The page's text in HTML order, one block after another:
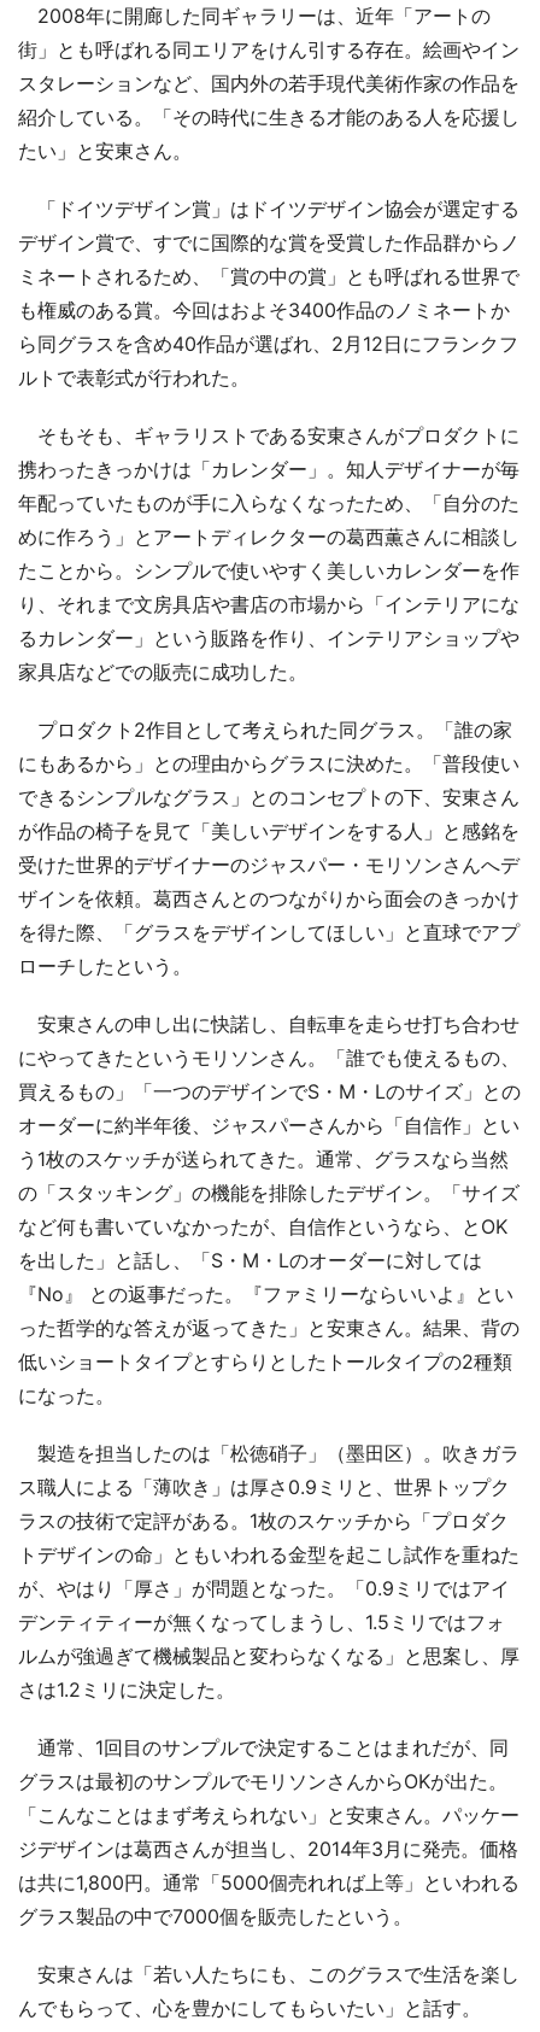
2008年に開廊した同ギャラリーは、近年「アートの
街」とも呼ばれる同エリアをけん引する存在。絵画やイン
スタレーションなど、国内外の若手現代美術作家の作品を
紹介している。「その時代に生きる才能のある人を応援し
たい」と安東さん。
「ドイツデザイン賞」はドイツデザイン協会が選定する
デザイン賞で、すでに国際的な賞を受賞した作品群からノ
ミネートされるため、「賞の中の賞」とも呼ばれる世界で
も権威のある賞。今回はおよそ3400作品のノミネートか
ら同グラスを含め40作品が選ばれ、2月12日にフランクフ
ルトで表彰式が行われた。
そもそも、ギャラリストである安東さんがプロダクトに
携わったきっかけは「カレンダー」。知人デザイナーが毎
年配っていたものが手に入らなくなったため、「自分のた
めに作ろう」とアートディレクターの葛西薫さんに相談し
たことから。シンプルで使いやすく美しいカレンダーを作
り、それまで文房具店や書店の市場から「インテリアにな
るカレンダー」という販路を作り、インテリアショップや
家具店などでの販売に成功した。
プロダクト2作目として考えられた同グラス。「誰の家
にもあるから」との理由からグラスに決めた。「普段使い
できるシンプルなグラス」とのコンセプトの下、安東さん
が作品の椅子を見て「美しいデザインをする人」と感銘を
受けた世界的デザイナーのジャスパー・モリソンさんへデ
ザインを依頼。葛西さんとのつながりから面会のきっかけ
を得た際、「グラスをデザインしてほしい」と直球でアプ
ローチしたという。
安東さんの申し出に快諾し、自転車を走らせ打ち合わせ
にやってきたというモリソンさん。「誰でも使えるもの、
買えるもの」「一つのデザインでS・M・Lのサイズ」との
オーダーに約半年後、ジャスパーさんから「自信作」とい
う1枚のスケッチが送られてきた。通常、グラスなら当然
の「スタッキング」の機能を排除したデザイン。「サイズ
など何も書いていなかったが、自信作というなら、とOK
を出した」と話し、「S・M・Lのオーダーに対しては
『No』 との返事だった。『ファミリーならいいよ』とい
った哲学的な答えが返ってきた」と安東さん。結果、背の
低いショートタイプとすらりとしたトールタイプの2種類
になった。
製造を担当したのは「松徳硝子」（墨田区）。吹きガラ
ス職人による「薄吹き」は厚さ0.9ミリと、世界トップク
ラスの技術で定評がある。1枚のスケッチから「プロダク
トデザインの命」ともいわれる金型を起こし試作を重ねた
が、やはり「厚さ」が問題となった。「0.9ミリではアイ
デンティティーが無くなってしまうし、1.5ミリではフォ
ルムが強過ぎて機械製品と変わらなくなる」と思案し、厚
さは1.2ミリに決定した。
通常、1回目のサンプルで決定することはまれだが、同
グラスは最初のサンプルでモリソンさんからOKが出た。
「こんなことはまず考えられない」と安東さん。パッケー
ジデザインは葛西さんが担当し、2014年3月に発売。価格
は共に1,800円。通常「5000個売れれば上等」といわれる
グラス製品の中で7000個を販売したという。
安東さんは「若い人たちにも、このグラスで生活を楽し
んでもらって、心を豊かにしてもらいたい」と話す。